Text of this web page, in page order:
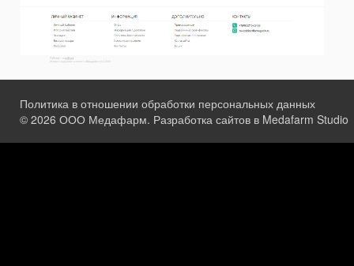
Политика в отношении обработки персональных данных
© 2026 ООО Медафарм. Разработка сайтов в Medafarm Studio